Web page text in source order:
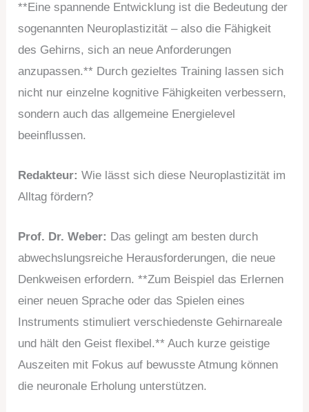
**Eine spannende Entwicklung ist die Bedeutung der
sogenannten Neuroplastizität – also die Fähigkeit
des Gehirns, sich an neue Anforderungen
anzupassen.** Durch gezieltes Training lassen sich
nicht nur einzelne kognitive Fähigkeiten verbessern,
sondern auch das allgemeine Energielevel
beeinflussen.
Redakteur: Wie lässt sich diese Neuroplastizität im
Alltag fördern?
Prof. Dr. Weber: Das gelingt am besten durch
abwechslungsreiche Herausforderungen, die neue
Denkweisen erfordern. **Zum Beispiel das Erlernen
einer neuen Sprache oder das Spielen eines
Instruments stimuliert verschiedenste Gehirnareale
und hält den Geist flexibel.** Auch kurze geistige
Auszeiten mit Fokus auf bewusste Atmung können
die neuronale Erholung unterstützen.